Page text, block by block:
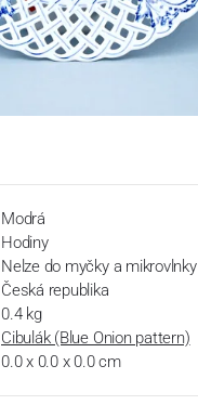
Modrá
Hodiny
Nelze do myčky a mikrovlnky
Česká republika
0.4 kg
Cibulák (Blue Onion pattern)
0.0 x 0.0 x 0.0 cm